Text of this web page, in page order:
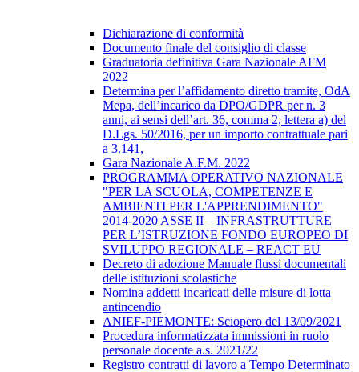
Dichiarazione di conformità
Documento finale del consiglio di classe
Graduatoria definitiva Gara Nazionale AFM
2022
Determina per l’affidamento diretto tramite, OdA
Mepa, dell’incarico da DPO/GDPR per n. 3
anni, ai sensi dell’art. 36, comma 2, lettera a) del
D.Lgs. 50/2016, per un importo contrattuale pari
a 3.141,
Gara Nazionale A.F.M. 2022
PROGRAMMA OPERATIVO NAZIONALE
"PER LA SCUOLA, COMPETENZE E
AMBIENTI PER L'APPRENDIMENTO"
2014-2020 ASSE II – INFRASTRUTTURE
PER L’ISTRUZIONE FONDO EUROPEO DI
SVILUPPO REGIONALE – REACT EU
Decreto di adozione Manuale flussi documentali
delle istituzioni scolastiche
Nomina addetti incaricati delle misure di lotta
antincendio
ANIEF-PIEMONTE: Sciopero del 13/09/2021
Procedura informatizzata immissioni in ruolo
personale docente a.s. 2021/22
Registro contratti di lavoro a Tempo Determinato